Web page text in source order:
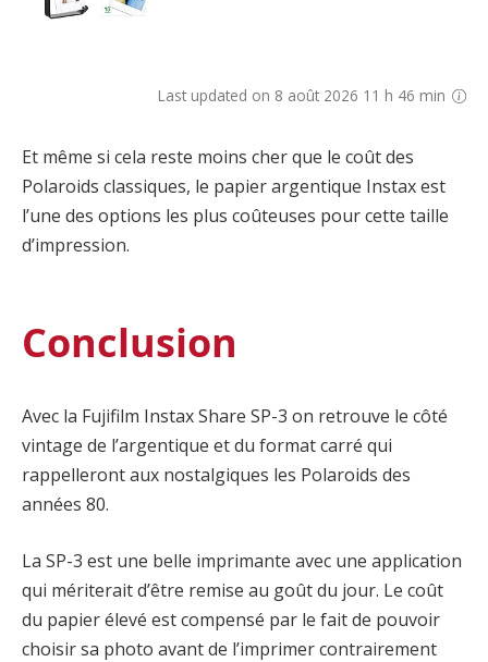
Last updated on 8 août 2026 11 h 46 min
Et même si cela reste moins cher que le coût des
Polaroids classiques, le papier argentique Instax est
l’une des options les plus coûteuses pour cette taille
d’impression.
Conclusion
Avec la Fujifilm Instax Share SP-3 on retrouve le côté
vintage de l’argentique et du format carré qui
rappelleront aux nostalgiques les Polaroids des
années 80.
La SP-3 est une belle imprimante avec une application
qui mériterait d’être remise au goût du jour. Le coût
du papier élevé est compensé par le fait de pouvoir
choisir sa photo avant de l’imprimer contrairement